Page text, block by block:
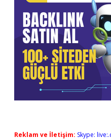
Reklam ve İletişim: Skype: